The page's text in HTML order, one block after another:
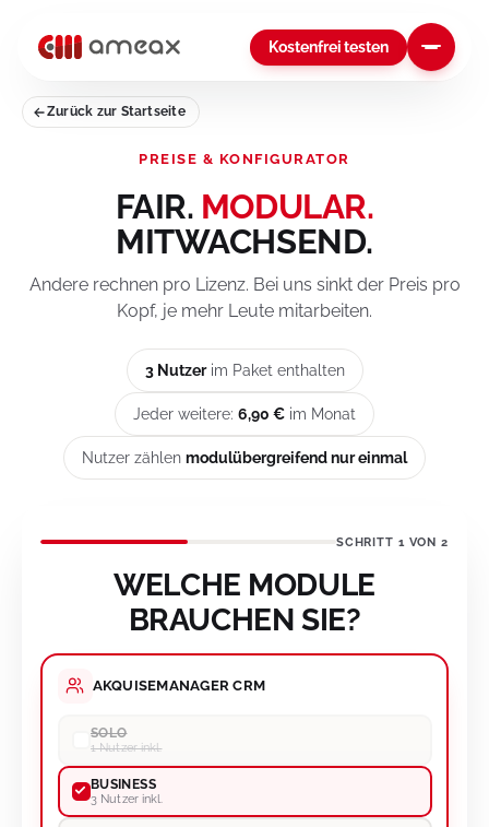
Kostenfrei testen
Zurück zur Startseite
PREISE & KONFIGURATOR
FAIR. MODULAR.
MITWACHSEND.
Andere rechnen pro Lizenz. Bei uns sinkt der Preis pro
Kopf, je mehr Leute mitarbeiten.
3 Nutzerim Paket enthalten
Jeder weitere: 6,90 € im Monat
Nutzer zählen modulübergreifend nur einmal
SCHRITT 1 VON 2
WELCHE MODULE
BRAUCHEN SIE?
AKQUISEMANAGER CRM
SOLO
1 Nutzer inkl.
BUSINESS
3 Nutzer inkl.